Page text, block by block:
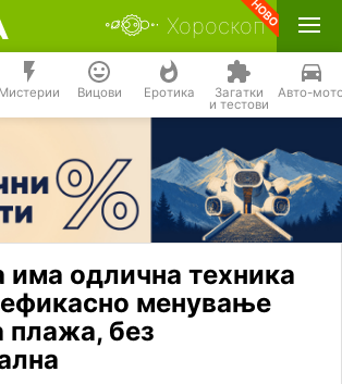
Хороскоп
Мистерии Вицови Еротика Загатки
и тестови
Авто-
има одлична техника
менување
плажа, без